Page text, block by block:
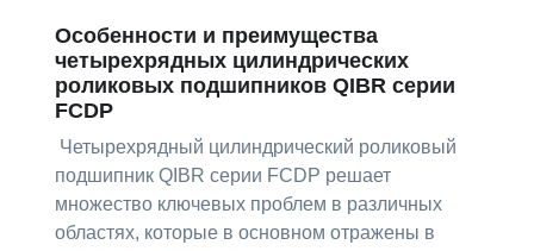
Особенности и преимущества
четырехрядных цилиндрических
роликовых подшипников QIBR серии
FCDP
Четырехрядный цилиндрический роликовый
подшипник QIBR серии FCDP решает
множество ключевых проблем в различных
областях, которые в основном отражены в